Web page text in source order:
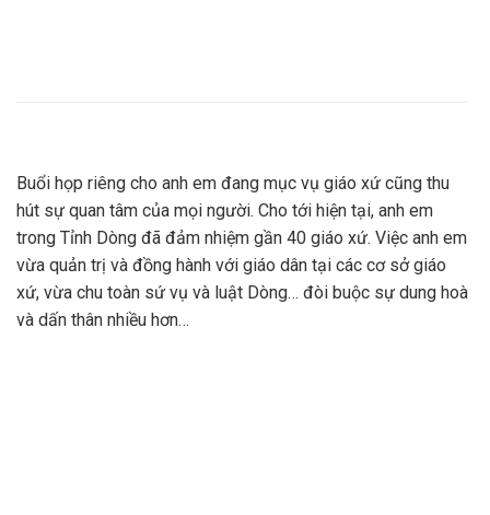
Buổi họp riêng cho anh em đang mục vụ giáo xứ cũng thu
hút sự quan tâm của mọi người. Cho tới hiện tại, anh em
trong Tỉnh Dòng đã đảm nhiệm gần 40 giáo xứ. Việc anh em
vừa quản trị và đồng hành với giáo dân tại các cơ sở giáo
xứ, vừa chu toàn sứ vụ và luật Dòng… đòi buộc sự dung hoà
và dấn thân nhiều hơn…